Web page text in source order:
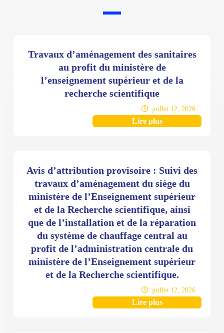
Travaux d’aménagement des sanitaires
au profit du ministère de
l’enseignement supérieur et de la
recherche scientifique
juillet 12, 2026
Lire plus
Avis d’attribution provisoire : Suivi des
travaux d’aménagement du siège du
ministère de l’Enseignement supérieur
et de la Recherche scientifique, ainsi
que de l’installation et de la réparation
du système de chauffage central au
profit de l’administration centrale du
ministère de l’Enseignement supérieur
et de la Recherche scientifique.
juillet 12, 2026
Lire plus